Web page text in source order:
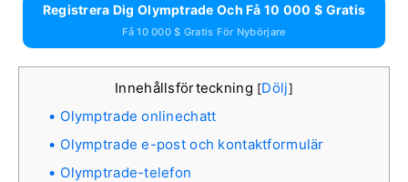
Registrera Dig Olymptrade Och Få 10 000 $ Gratis
Få 10 000 $ Gratis För Nybörjare
Innehållsförteckning [Dölj]
Olymptrade onlinechatt
Olymptrade e-post och kontaktformulär
Olymptrade-telefon